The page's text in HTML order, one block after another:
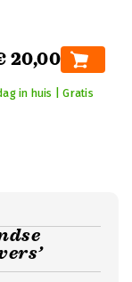
20,00
in huis | Gratis